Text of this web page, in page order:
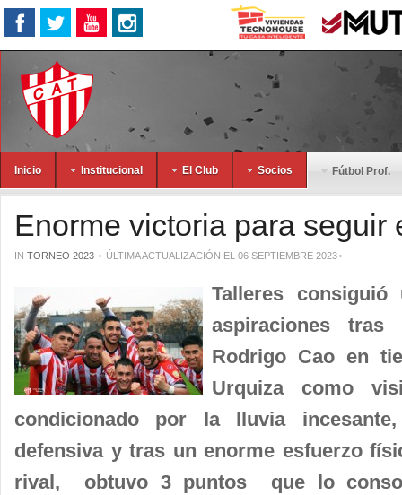
Inicio Institucional El Club Socios Fútbol Prof.
Enorme victoria para seguir
IN TORNEO 2023 ÚLTIMA ACTUALIZACIÓN EL 06 SEPTIEMBRE 2023
Talleres
aspiraciones
Rodrigo Cao en
Urquiza como
condicionado por la lluvia
defensiva y tras un enorme esfuerzo
rival, obtuvo 3 puntos que lo